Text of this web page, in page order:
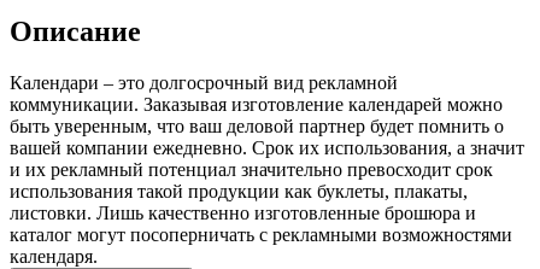
Описание
Календари – это долгосрочный вид рекламной
коммуникации. Заказывая изготовление календарей можно
быть уверенным, что ваш деловой партнер будет помнить о
вашей компании ежедневно. Срок их использования, а значит
и их рекламный потенциал значительно превосходит срок
использования такой продукции как буклеты, плакаты,
листовки. Лишь качественно изготовленные брошюра и
каталог могут посоперничать с рекламными возможностями
календаря.